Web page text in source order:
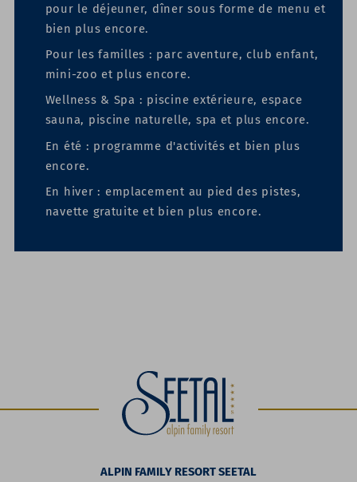
pour le déjeuner, dîner sous forme de menu et
bien plus encore.
Pour les familles : parc aventure, club enfant,
mini-zoo et plus encore.
Wellness & Spa : piscine extérieure, espace
sauna, piscine naturelle, spa et plus encore.
En été : programme d'activités et bien plus
encore.
En hiver : emplacement au pied des pistes,
navette gratuite et bien plus encore.
ALPIN FAMILY RESORT SEETAL